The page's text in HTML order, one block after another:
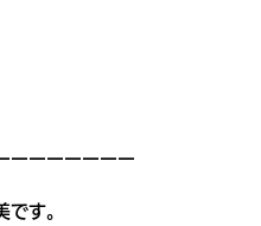
ーーーーーーー
です。